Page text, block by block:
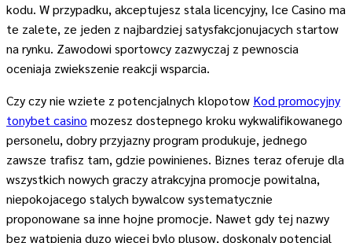
kodu. W przypadku, akceptujesz stala licencyjny, Ice Casino ma
te zalete, ze jeden z najbardziej satysfakcjonujacych startow
na rynku. Zawodowi sportowcy zazwyczaj z pewnoscia
oceniaja zwiekszenie reakcji wsparcia.
Czy czy nie wziete z potencjalnych klopotow Kod promocyjny
tonybet casino mozesz dostepnego kroku wykwalifikowanego
personelu, dobry przyjazny program produkuje, jednego
zawsze trafisz tam, gdzie powinienes. Biznes teraz oferuje dla
wszystkich nowych graczy atrakcyjna promocje powitalna,
niepokojacego stalych bywalcow systematycznie
proponowane sa inne hojne promocje. Nawet gdy tej nazwy
bez watpienia duzo wiecej bylo plusow, doskonaly potencjal